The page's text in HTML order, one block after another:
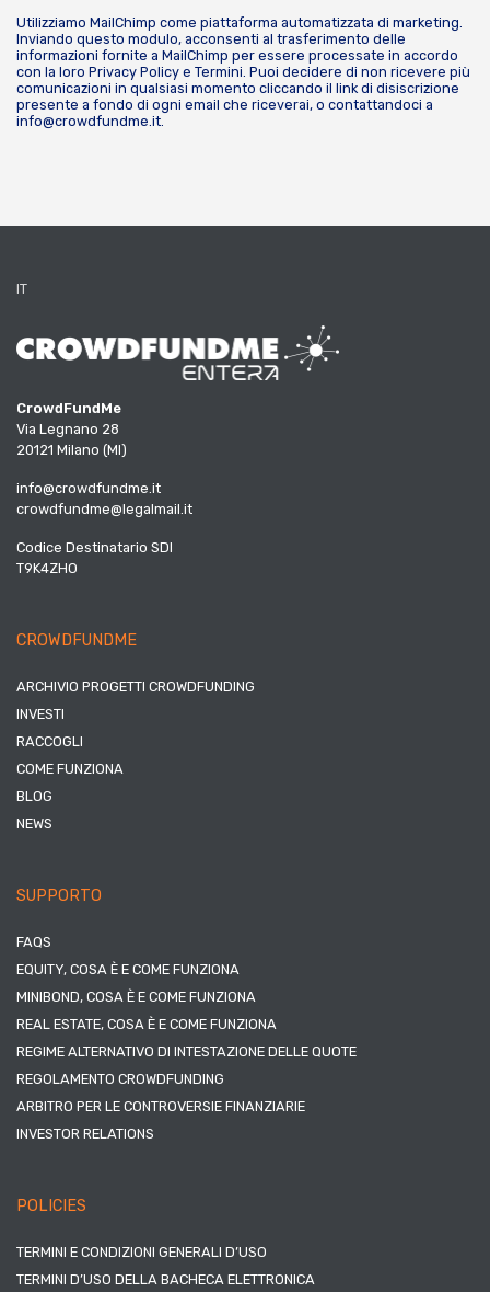
Utilizziamo MailChimp come piattaforma automatizzata di marketing.
Inviando questo modulo, acconsenti al trasferimento delle
informazioni fornite a MailChimp per essere processate in accordo
con la loro Privacy Policy e Termini. Puoi decidere di non ricevere più
comunicazioni in qualsiasi momento cliccando il link di disiscrizione
presente a fondo di ogni email che riceverai, o contattandoci a
info@crowdfundme.it.
IT
CrowdFundMe
Via Legnano 28
20121 Milano (MI)
info@crowdfundme.it
crowdfundme@legalmail.it
Codice Destinatario SDI
T9K4ZHO
CROWDFUNDME
ARCHIVIO PROGETTI CROWDFUNDING
INVESTI
RACCOGLI
COME FUNZIONA
BLOG
NEWS
SUPPORTO
FAQS
EQUITY, COSA È E COME FUNZIONA
MINIBOND, COSA È E COME FUNZIONA
REAL ESTATE, COSA È E COME FUNZIONA
REGIME ALTERNATIVO DI INTESTAZIONE DELLE QUOTE
REGOLAMENTO CROWDFUNDING
ARBITRO PER LE CONTROVERSIE FINANZIARIE
INVESTOR RELATIONS
POLICIES
TERMINI E CONDIZIONI GENERALI D’USO
TERMINI D’USO DELLA BACHECA ELETTRONICA